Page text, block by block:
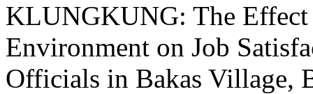
KLUNGKUNG: The Effect
Environment on Job
Officials in Bakas Village,